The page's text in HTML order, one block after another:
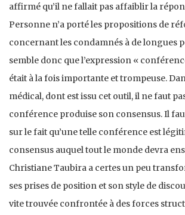
affirmé qu’il ne fallait pas affaiblir la
Personne n’a porté les propositions de
concernant les condamnés à de longues
semble donc que l’expression «
était à la fois importante et trompeuse.
médical, dont est issu cet outil, il ne faut
conférence produise son consensus. Il
sur le fait qu’une telle conférence est
consensus auquel tout le monde devra
Christiane Taubira a certes un peu
ses prises de position et son style de
vite trouvée confrontée à des forces